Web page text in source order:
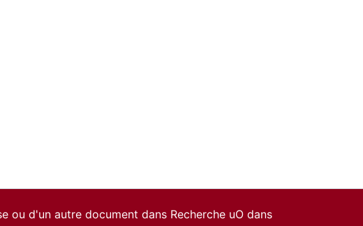
ou d'un autre document dans Recherche uO dans